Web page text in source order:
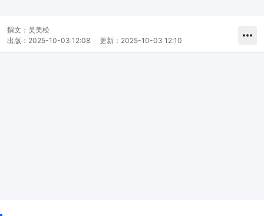
撰文： 吴美松
出版： 2025-10-03 12:08 更新： 2025-10-03 12:10